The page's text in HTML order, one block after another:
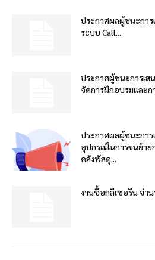
ประกาศผลผู้ชนะการ
ระบบ Call...
ประกาศผู้ชนะการเส
จัดการฝึกอบรมและก
ประกาศผลผู้ชนะการ
อุปกรณ์ในการขนย้า
คลังพัสดุ...
งานซื้อกลีเซอรีน จำ